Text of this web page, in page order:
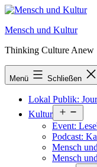
Zum
springen
Mensch und Kultur
Thinking Culture Anew
Menü Schließen
Lokal Publik:
Kultur
öffnen
Event:
Podcast:
Mensch
Mensch